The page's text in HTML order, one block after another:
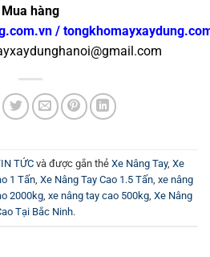
Mua hàng
/
TỨCvà được gắn thẻ Xe Nâng Tay, Xe
1 Tấn Xe Nâng Tay Cao 1.5 Tấn xe nâng
2000kg xe nâng tay cao 500kg Xe Nâng
Tại Bắc Ninh.